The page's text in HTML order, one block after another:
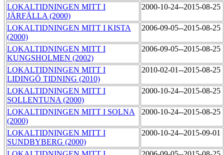
LOKALTIDNINGEN MITT I
JÄRFÄLLA (2000)
2000-10-24--2015-08-25
LOKALTIDNINGEN MITT I KISTA
(2000)
2006-09-05--2015-08-25
LOKALTIDNINGEN MITT I
KUNGSHOLMEN (2002)
2006-09-05--2015-08-25
LOKALTIDNINGEN MITT I
LIDINGÖ TIDNING (2010)
2010-02-01--2015-08-25
LOKALTIDNINGEN MITT I
SOLLENTUNA (2000)
2000-10-24--2015-08-25
LOKALTIDNINGEN MITT I SOLNA
(2000)
2000-10-24--2015-08-25
LOKALTIDNINGEN MITT I
SUNDBYBERG (2000)
2000-10-24--2015-09-01